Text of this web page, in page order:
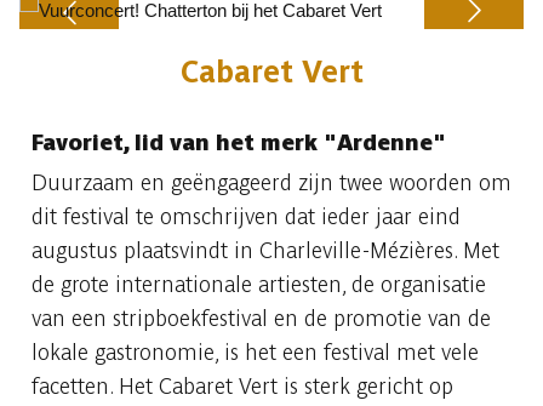
Cabaret Vert
Favoriet, lid van het merk "Ardenne"
Duurzaam en geëngageerd zijn twee woorden om
dit festival te omschrijven dat ieder jaar eind
augustus plaatsvindt in Charleville-Mézières. Met
de grote internationale artiesten, de organisatie
van een stripboekfestival en de promotie van de
lokale gastronomie, is het een festival met vele
facetten. Het Cabaret Vert is sterk gericht op